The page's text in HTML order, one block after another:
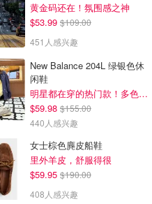
黄金码还在！氛围感之神
$53.99 $109.00
451人感兴趣
New Balance 204L 绿银色休
闲鞋
明星都在穿的热门款！多色可选 3.8折
$59.98 $155.00
440人感兴趣
女士棕色麂皮船鞋
里外羊皮，舒服得很
$59.95 $190.00
408人感兴趣